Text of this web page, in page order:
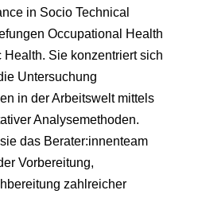
in Socio Technical
Occupational Health
Sie konzentriert sich
Untersuchung
in der Arbeitswelt mittels
Analysemethoden.
das Berater:innenteam
Vorbereitung,
zahlreicher